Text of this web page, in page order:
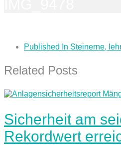
Published In Steinerne,
Related Posts
Sicherheit am
Rekordwert